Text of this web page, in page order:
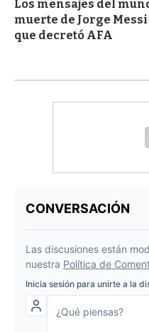
Los mensajes del
muerte de Jorge
que decretó AFA